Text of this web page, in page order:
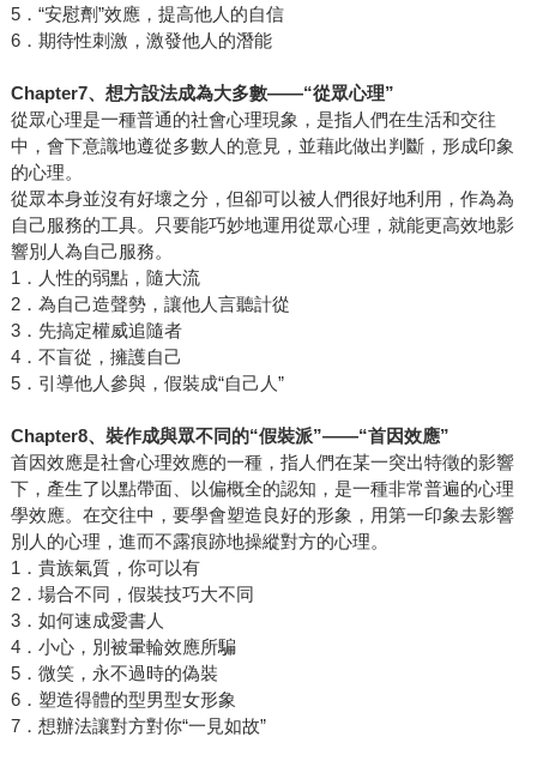
5．“安慰劑”效應，提高他人的自信
6．期待性刺激，激發他人的潛能
Chapter7、想方設法成為大多數——“從眾心理”
從眾心理是一種普通的社會心理現象，是指人們在生活和交往
中，會下意識地遵從多數人的意見，並藉此做出判斷，形成印象
的心理。
從眾本身並沒有好壞之分，但卻可以被人們很好地利用，作為為
自己服務的工具。只要能巧妙地運用從眾心理，就能更高效地影
響別人為自己服務。
1．人性的弱點，隨大流
2．為自己造聲勢，讓他人言聽計從
3．先搞定權威追隨者
4．不盲從，擁護自己
5．引導他人參與，假裝成“自己人”
Chapter8、裝作成與眾不同的“假裝派”——“首因效應”
首因效應是社會心理效應的一種，指人們在某一突出特徵的影響
下，產生了以點帶面、以偏概全的認知，是一種非常普遍的心理
學效應。在交往中，要學會塑造良好的形象，用第一印象去影響
別人的心理，進而不露痕跡地操縱對方的心理。
1．貴族氣質，你可以有
2．場合不同，假裝技巧大不同
3．如何速成愛書人
4．小心，別被暈輪效應所騙
5．微笑，永不過時的偽裝
6．塑造得體的型男型女形象
7．想辦法讓對方對你“一見如故”